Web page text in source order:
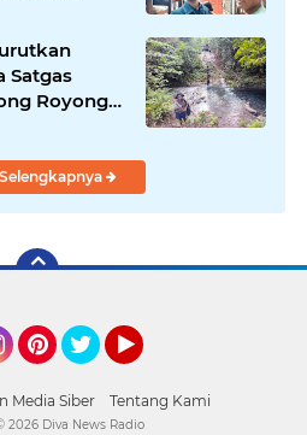
Satgas
Royong
di
Media Siber Tentang Kami
2026 Diva News Radio